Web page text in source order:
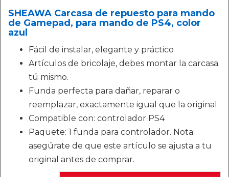
SHEAWA Carcasa de repuesto para mando
de Gamepad, para mando de PS4, color
azul
Fácil de instalar, elegante y práctico
Artículos de bricolaje, debes montar la carcasa
tú mismo.
Funda perfecta para dañar, reparar o
reemplazar, exactamente igual que la original
Compatible con: controlador PS4
Paquete: 1 funda para controlador. Nota:
asegúrate de que este artículo se ajusta a tu
original antes de comprar.